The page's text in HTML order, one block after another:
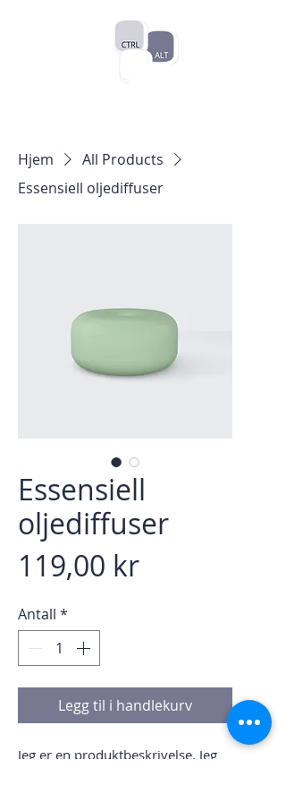
Hjem
All Products
Essensiell oljediffuser
Essensiell
oljediffuser
119,00 krPris
Antall *
Legg til i handlekurv
Jeg er en produktbeskrivelse. Jeg